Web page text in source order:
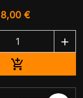
8,00 €

